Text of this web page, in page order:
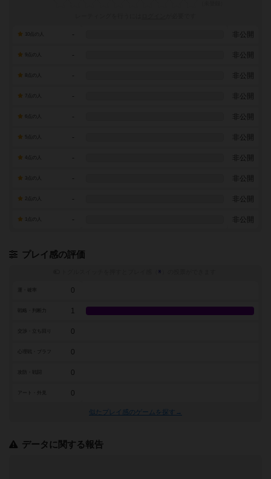
- 非公開
- 非公開
- 非公開
7点の人 - 非公開
- 非公開
- 非公開
- 非公開
- 非公開
- 非公開
- 非公開
プレイ感の評価
※
0
戦略・判断力 1
0
0
0
アート・外見 0
似たプレイ感のゲームを探す→
データに関する報告